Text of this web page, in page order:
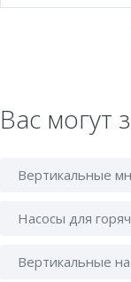
Вас могут
Вертикальные
Насосы для
Вертикальные